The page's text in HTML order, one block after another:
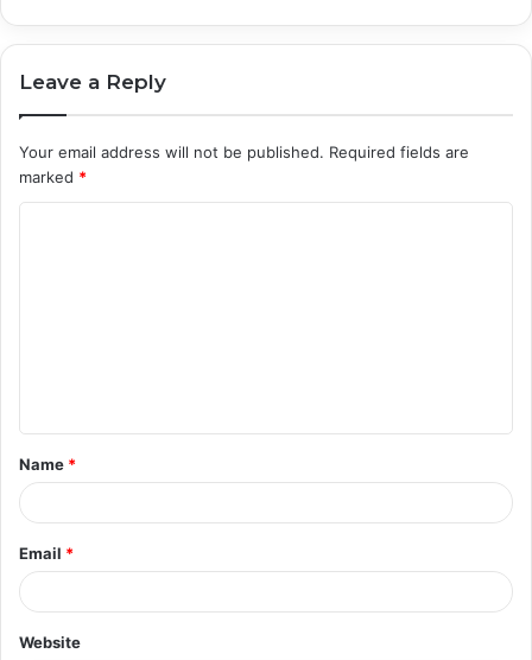
Leave a Reply
Your email address will not be published. Required fields are
marked *
t
*
Name *
Email *
Website